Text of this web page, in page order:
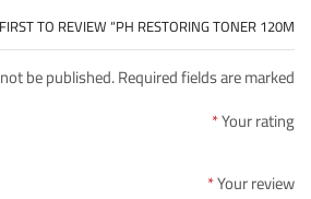
TO REVIEW “PH RESTORING TONER 120M”
be published. Required fields are marked
Your rating
*
Your review
*